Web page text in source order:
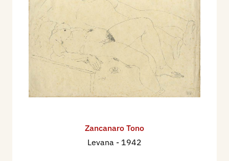
Zancanaro Tono
Levana - 1942